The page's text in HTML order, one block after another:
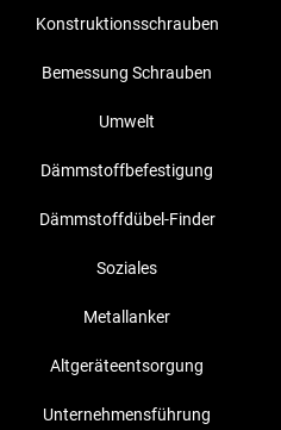
Konstruktionsschrauben
Bemessung Schrauben
Umwelt
Dämmstoffbefestigung
Dämmstoffdübel-Finder
Soziales
Metallanker
Altgeräteentsorgung
Unternehmensführung